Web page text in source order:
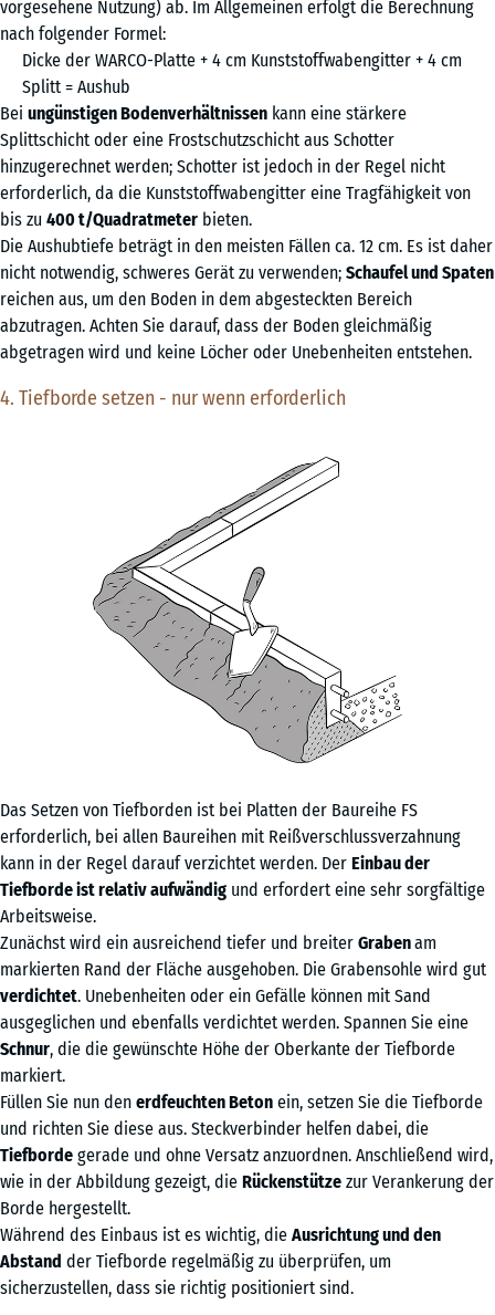
vorgesehene Nutzung) ab. Im Allgemeinen erfolgt die Berechnung
nach folgender Formel:
Dicke der WARCO-Platte + 4 cm Kunststoffwabengitter + 4 cm
Splitt = Aushub
Bei ungünstigen Bodenverhältnissen kann eine stärkere
Splittschicht oder eine Frostschutzschicht aus Schotter
hinzugerechnet werden; Schotter ist jedoch in der Regel nicht
erforderlich, da die Kunststoffwabengitter eine Tragfähigkeit von
bis zu 400 t/Quadratmeter bieten.
Die Aushubtiefe beträgt in den meisten Fällen ca. 12 cm. Es ist daher
nicht notwendig, schweres Gerät zu verwenden; Schaufel und Spaten
reichen aus, um den Boden in dem abgesteckten Bereich
abzutragen. Achten Sie darauf, dass der Boden gleichmäßig
abgetragen wird und keine Löcher oder Unebenheiten entstehen.
4. Tiefborde setzen - nur wenn erforderlich
Das Setzen von Tiefborden ist bei Platten der Baureihe FS
erforderlich, bei allen Baureihen mit Reißverschlussverzahnung
kann in der Regel darauf verzichtet werden. Der Einbau der
Tiefborde ist relativ aufwändig und erfordert eine sehr sorgfältige
Arbeitsweise.
Zunächst wird ein ausreichend tiefer und breiter Grabenam
markierten Rand der Fläche ausgehoben. Die Grabensohle wird gut
verdichtet. Unebenheiten oder ein Gefälle können mit Sand
ausgeglichen und ebenfalls verdichtet werden. Spannen Sie eine
Schnur, die die gewünschte Höhe der Oberkante der Tiefborde
markiert.
Füllen Sie nun den erdfeuchten Beton ein, setzen Sie die Tiefborde
und richten Sie diese aus. Steckverbinder helfen dabei, die
Tiefborde gerade und ohne Versatz anzuordnen. Anschließend wird,
wie in der Abbildung gezeigt, die Rückenstütze zur Verankerung der
Borde hergestellt.
Während des Einbaus ist es wichtig, die Ausrichtung und den
Abstand der Tiefborde regelmäßig zu überprüfen, um
sicherzustellen, dass sie richtig positioniert sind.